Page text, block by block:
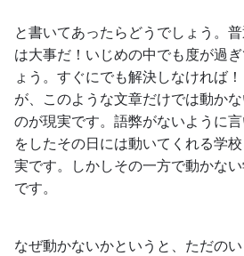
と書いてあったらどうでしょう。
は大事だ！いじめの中でも度が過
ょう。すぐにでも解決しなければ
が、このような文章だけでは動か
のが現実です。語弊がないように
をしたその日には動いてくれる学
実です。しかしその一方で動かな
です。
なぜ動かないかというと、ただの